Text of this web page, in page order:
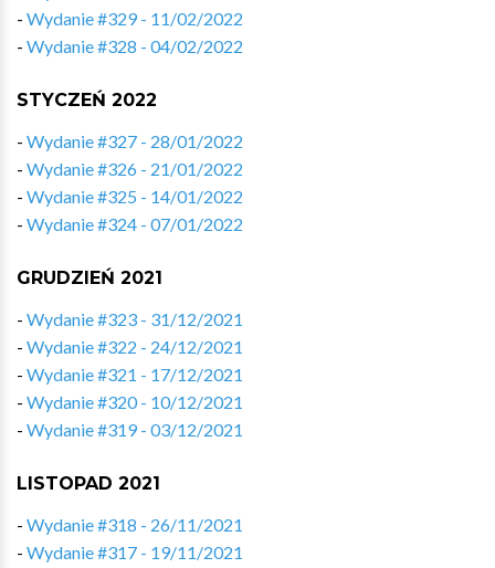
- Wydanie #329 - 11/02/2022
- Wydanie #328 - 04/02/2022
STYCZEŃ 2022
- Wydanie #327 - 28/01/2022
- Wydanie #326 - 21/01/2022
- Wydanie #325 - 14/01/2022
- Wydanie #324 - 07/01/2022
GRUDZIEŃ 2021
- Wydanie #323 - 31/12/2021
- Wydanie #322 - 24/12/2021
- Wydanie #321 - 17/12/2021
- Wydanie #320 - 10/12/2021
- Wydanie #319 - 03/12/2021
LISTOPAD 2021
- Wydanie #318 - 26/11/2021
- Wydanie #317 - 19/11/2021